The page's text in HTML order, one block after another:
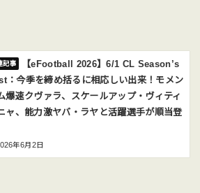
【eFootball 2026】6/1 CL Season’s
：今季を締め括るに相応しい出来！モメン
爆速クヴァラ、スケールアップ・ヴィティ
ャ、能力激ヤバ・ラヤと活躍選手が順当登
年6月2日